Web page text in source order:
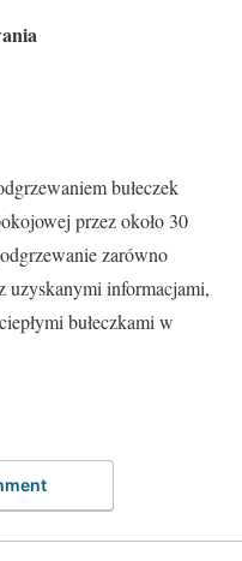
bułeczek
przez około 30
zarówno
uzyskanymi informacjami,
bułeczkami w